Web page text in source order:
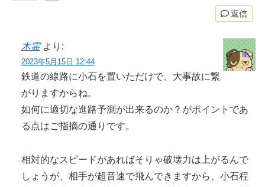
返信
木霊 より:
2023年5月15日 12:44
鉄道の線路に小石を置いただけで、大事故に繋
がりますからね。
如何に適切な進路予測が出来るのか？がポイントであ
る点はご指摘の通りです。
相対的なスピードがあればそりゃ破壊力は上がるんで
しょうが、相手が超音速で飛んできますから、小石程